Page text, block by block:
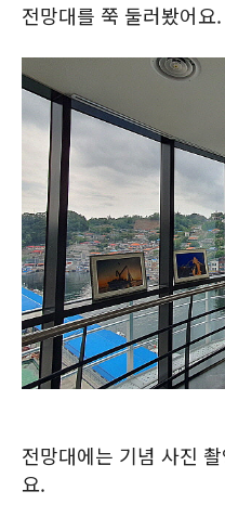
전망대를 쭉 둘러봤어요.
전망대에는 기념 사진
요.